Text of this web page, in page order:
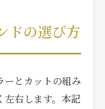
ドの選び方
ーとカットの組み
左右します。本記